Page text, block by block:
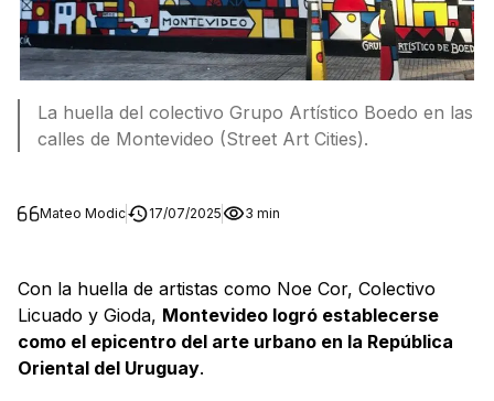
La huella del colectivo Grupo Artístico Boedo en las
calles de Montevideo (Street Art Cities).
Mateo Modic 17/07/2025 3 min
Con la huella de artistas como Noe Cor, Colectivo
Licuado y Gioda, Montevideo logró establecerse
como el epicentro del arte urbano en la República
Oriental del Uruguay.